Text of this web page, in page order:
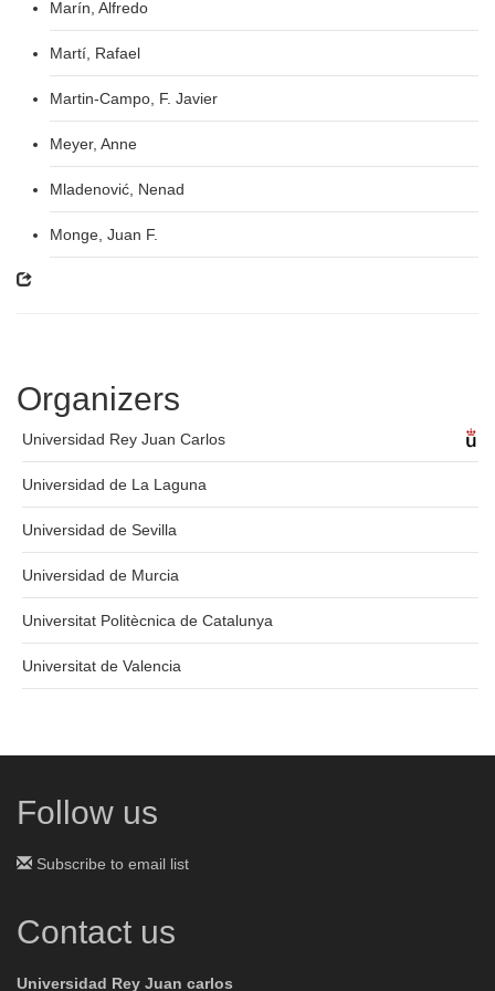
Marín, Alfredo
Martí, Rafael
Martin-Campo, F. Javier
Meyer, Anne
Mladenović, Nenad
Monge, Juan F.
Organizers
Universidad Rey Juan Carlos
Universidad de La Laguna
Universidad de Sevilla
Universidad de Murcia
Universitat Politècnica de Catalunya
Universitat de Valencia
Follow us
Subscribe to email list
Contact us
Universidad Rey Juan carlos